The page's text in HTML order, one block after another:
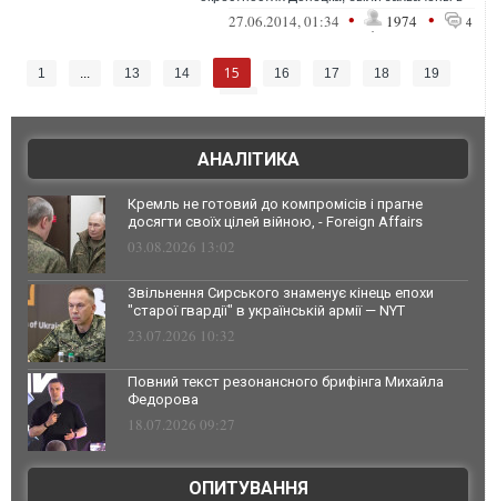
плен с оружием и документами
27.06.2014, 01:34 • 1974 • 4
1 ... 13 14 15 16 17 18
19
АНАЛІТИКА
Кремль не готовий до компромісів і прагне
досягти своїх цілей війною, - Foreign Affairs
03.08.2026 13:02
Звільнення Сирського знаменує кінець епохи
"старої гвардії" в українській армії — NYT
23.07.2026 10:32
Повний текст резонансного брифінга Михайла
Федорова
18.07.2026 09:27
ОПИТУВАННЯ